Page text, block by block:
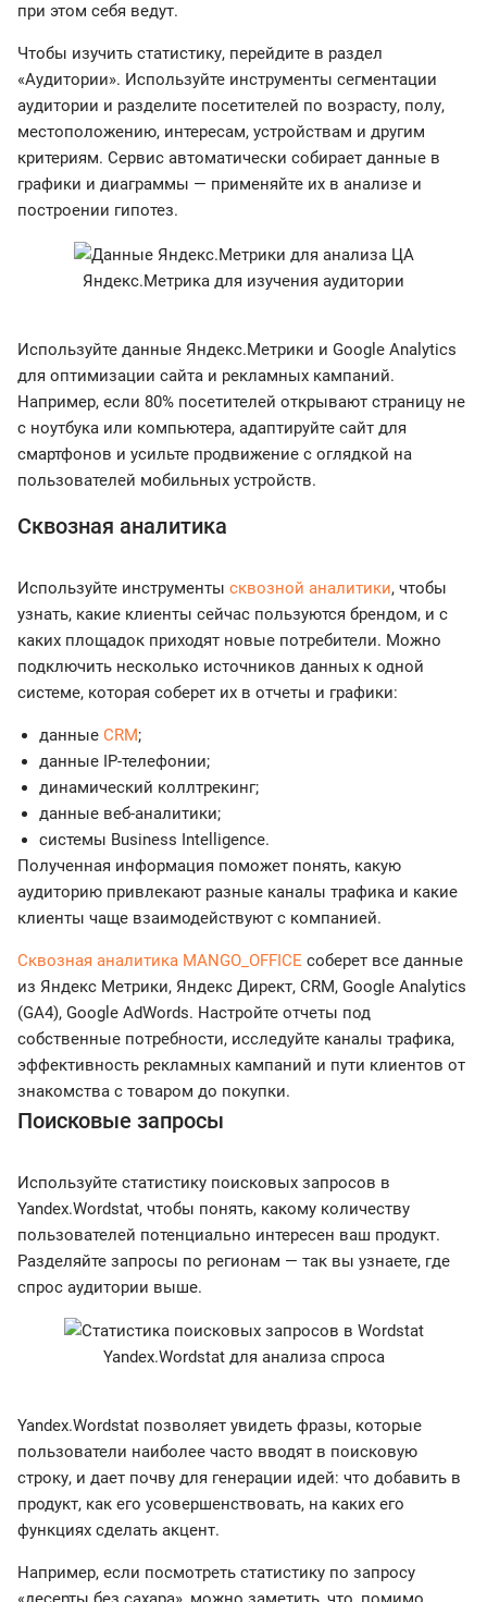
при этом себя ведут.
Чтобы изучить статистику, перейдите в раздел
«Аудитории». Используйте инструменты сегментации
аудитории и разделите посетителей по возрасту, полу,
местоположению, интересам, устройствам и другим
критериям. Сервис автоматически собирает данные в
графики и диаграммы — применяйте их в анализе и
построении гипотез.
Яндекс.Метрика для изучения аудитории
Используйте данные Яндекс.Метрики и Google Analytics
для оптимизации сайта и рекламных кампаний.
Например, если 80% посетителей открывают страницу не
с ноутбука или компьютера, адаптируйте сайт для
смартфонов и усильте продвижение с оглядкой на
пользователей мобильных устройств.
Сквозная аналитика
Используйте инструменты сквозной аналитики, чтобы
узнать, какие клиенты сейчас пользуются брендом, и с
каких площадок приходят новые потребители. Можно
подключить несколько источников данных к одной
системе, которая соберет их в отчеты и графики:
данные CRM;
данные IP-телефонии;
динамический коллтрекинг;
данные веб-аналитики;
системы Business Intelligence.
Полученная информация поможет понять, какую
аудиторию привлекают разные каналы трафика и какие
клиенты чаще взаимодействуют с компанией.
Сквозная аналитика MANGO_OFFICE соберет все данные
из Яндекс Метрики, Яндекс Директ, CRM, Google Analytics
(GA4), Google AdWords. Настройте отчеты под
собственные потребности, исследуйте каналы трафика,
эффективность рекламных кампаний и пути клиентов от
знакомства с товаром до покупки.
Поисковые запросы
Используйте статистику поисковых запросов в
Yandex.Wordstat, чтобы понять, какому количеству
пользователей потенциально интересен ваш продукт.
Разделяйте запросы по регионам — так вы узнаете, где
спрос аудитории выше.
Yandex.Wordstat для анализа спроса
Yandex.Wordstat позволяет увидеть фразы, которые
пользователи наиболее часто вводят в поисковую
строку, и дает почву для генерации идей: что добавить в
продукт, как его усовершенствовать, на каких его
функциях сделать акцент.
Например, если посмотреть статистику по запросу